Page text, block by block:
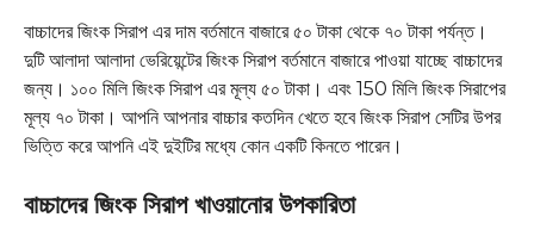
বাচ্চাদের জিংক সিরাপ এর দাম বর্তমানে বাজারে ৫০ টাকা থেকে ৭০ টাকা পর্যন্ত।
দুটি আলাদা আলাদা ভেরিয়েন্টের জিংক সিরাপ বর্তমানে বাজারে পাওয়া যাচ্ছে বাচ্চাদের
জন্য। ১০০ মিলি জিংক সিরাপ এর মূল্য ৫০ টাকা। এবং 150 মিলি জিংক সিরাপের
মূল্য ৭০ টাকা। আপনি আপনার বাচ্চার কতদিন খেতে হবে জিংক সিরাপ সেটির উপর
ভিত্তি করে আপনি এই দুইটির মধ্যে কোন একটি কিনতে পারেন।
বাচ্চাদের জিংক সিরাপ খাওয়ানোর উপকারিতা